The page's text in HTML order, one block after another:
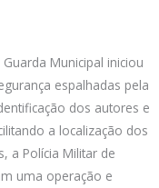
Municipal iniciou
espalhadas pela
dos autores e
a localização dos
a Polícia Militar de
uma operação e